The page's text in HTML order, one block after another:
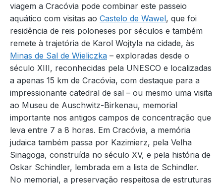
viagem a Cracóvia pode combinar este passeio
aquático com visitas ao Castelo de Wawel, que foi
residência de reis poloneses por séculos e também
remete à trajetória de Karol Wojtyla na cidade, às
Minas de Sal de Wieliczka – exploradas desde o
século XIII, reconhecidas pela UNESCO e localizadas
a apenas 15 km de Cracóvia, com destaque para a
impressionante catedral de sal – ou mesmo uma visita
ao Museu de Auschwitz-Birkenau, memorial
importante nos antigos campos de concentração que
leva entre 7 a 8 horas. Em Cracóvia, a memória
judaica também passa por Kazimierz, pela Velha
Sinagoga, construída no século XV, e pela história de
Oskar Schindler, lembrada em a lista de Schindler.
No memorial, a preservação respeitosa de estruturas